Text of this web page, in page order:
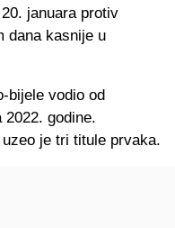
januara protiv
dana kasnije u
bijele vodio od
godine.
je tri titule prvaka.